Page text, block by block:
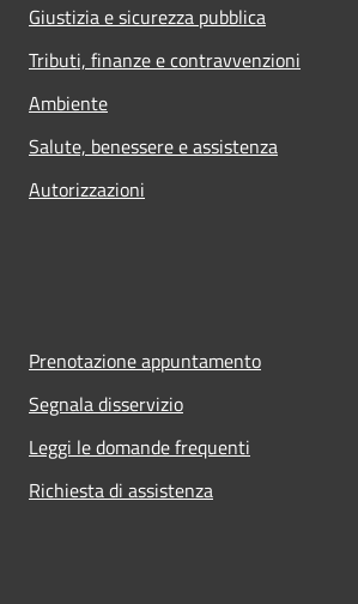
Giustizia e sicurezza pubblica
Tributi, finanze e contravvenzioni
Ambiente
Salute, benessere e assistenza
Autorizzazioni
Prenotazione appuntamento
Segnala disservizio
Leggi le domande frequenti
Richiesta di assistenza